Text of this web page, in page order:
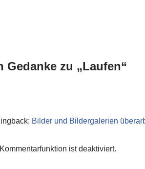
Gedanke zu „Laufen“
Bilder und Bildergalerien
ist deaktiviert.